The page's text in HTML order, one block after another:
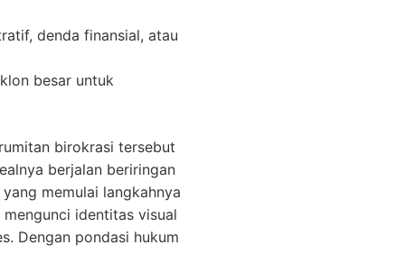
denda finansial, atau
besar untuk
birokrasi tersebut
berjalan beriringan
memulai langkahnya
identitas visual
Dengan pondasi hukum